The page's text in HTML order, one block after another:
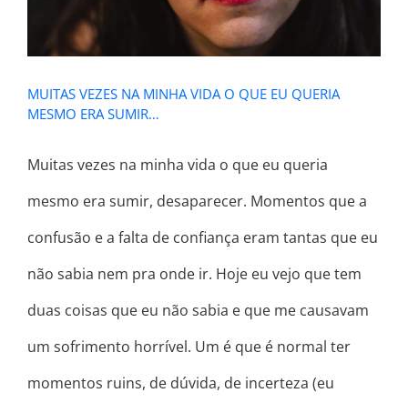
MUITAS VEZES NA MINHA VIDA O QUE EU QUERIA
MESMO ERA SUMIR…
Muitas vezes na minha vida o que eu queria
mesmo era sumir, desaparecer. Momentos que a
confusão e a falta de confiança eram tantas que eu
não sabia nem pra onde ir. Hoje eu vejo que tem
duas coisas que eu não sabia e que me causavam
um sofrimento horrível. Um é que é normal ter
momentos ruins, de dúvida, de incerteza (eu